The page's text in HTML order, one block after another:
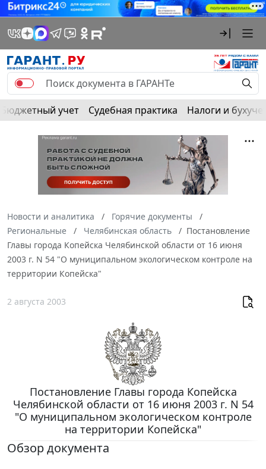
Бюджетный учет Судебная практика Налоги и
Новости и аналитика
Горячие документы
Региональные
Челябинская область
Постановление
Главы города Копейска Челябинской области от 16 июня
2003 г. N 54 "О муниципальном экологическом контроле на
территории Копейска"
2 августа 2003
Постановление Главы города Копейска
Челябинской области от 16 июня 2003 г. N 54
"О муниципальном экологическом контроле
на территории Копейска"
Обзор документа